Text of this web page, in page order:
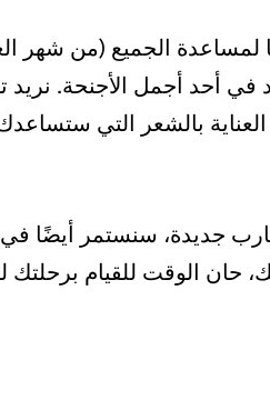
لمساعدة الجميع (من شهر
في أحد أجمل الأجنحة.
بالشعر التي
جديدة، سنستمر أيضًا
حان الوقت للقيام برحلتك